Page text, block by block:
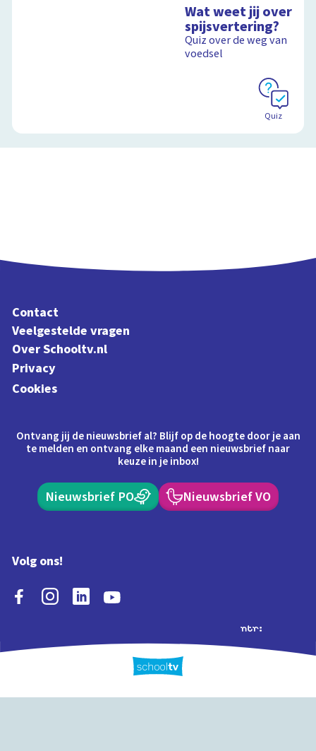
Wat weet jij over
spijsvertering?
Quiz over de weg van
voedsel
Quiz
Contact
Veelgestelde vragen
Over Schooltv.nl
Privacy
Cookies
Ontvang jij de nieuwsbrief al? Blijf op de hoogte door je aan
te melden en ontvang elke maand een nieuwsbrief naar
keuze in je inbox!
Nieuwsbrief PO Nieuwsbrief VO
Volg ons!